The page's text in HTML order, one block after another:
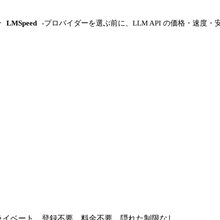
LMSpeed -プロバイダーを選ぶ前に、LLM API の価格・速度・
ベート。登録不要、料金不要、隠れた制限なし。